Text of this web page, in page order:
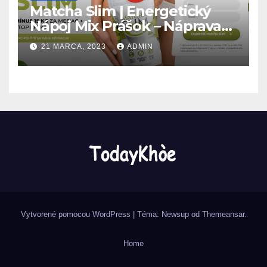
Matcha Slim | Energetický
Nápoj Mix Prášok – Náprava
na chudnutie! Aktualizovať
2023
21 MARCA, 2023 ADMIN
Vytvorené pomocou WordPress Téma: Newsup od Themeansar.
Home